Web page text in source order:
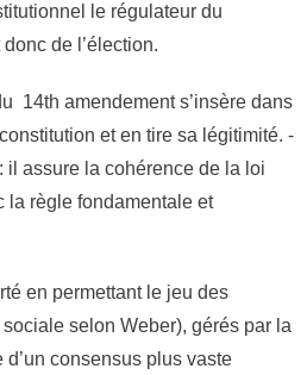
le régulateur du
de l’élection.
14th amendement s’insère dans
et en tire sa légitimité. ⁃
il assure la cohérence de la loi
la règle fondamentale et
en permettant le jeu des
selon Weber), gérés par la
consensus plus vaste